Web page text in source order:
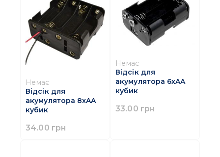
Немає
Відсік для
акумулятора 8xAA
кубик
34.00 грн
Немає
Відсік для
акумулятора 6xAA
кубик
33.00 грн